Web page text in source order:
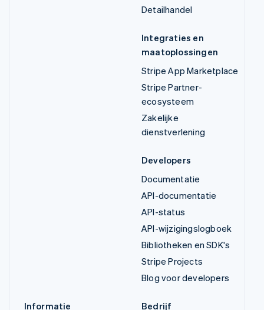
Detailhandel
Integraties en
maatoplossingen
Stripe App Marketplace
Stripe Partner-
ecosysteem
Zakelijke
dienstverlening
Developers
Documentatie
API-documentatie
API-status
API-wijzigingslogboek
Bibliotheken en SDK's
Stripe Projects
Blog voor developers
Informatie
Bedrijf